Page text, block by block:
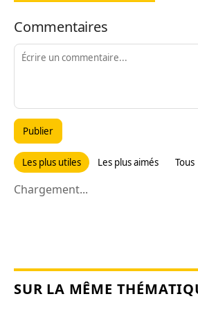
Commentaires
Publier
Les plus utiles Les plus aimés Tous
Chargement...
SUR LA MÊME